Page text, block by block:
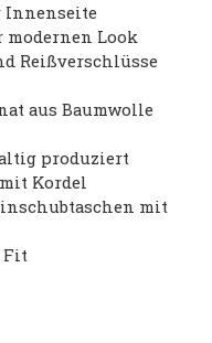
Innenseite
Look
Reißverschlüsse
aus Baumwolle
produziert
Kordel
mit
Fit